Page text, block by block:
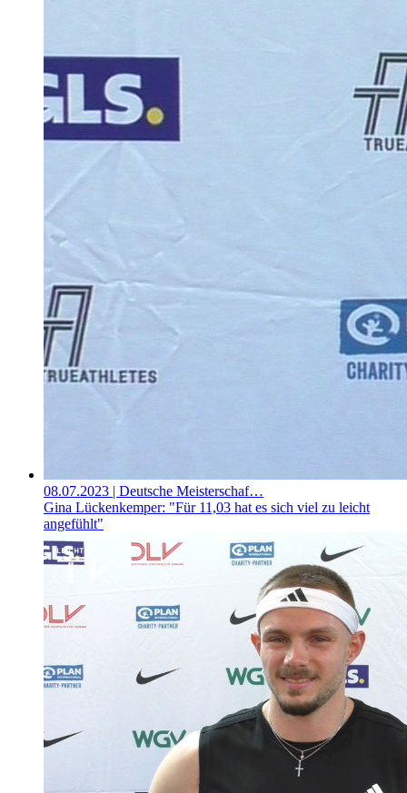
08.07.2023 | Deutsche Meisterschaf…
Gina Lückenkemper: "Für 11,03 hat es sich viel zu leicht
angefühlt"